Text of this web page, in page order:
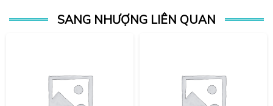
SANG NHƯỢNG LIÊN QUAN